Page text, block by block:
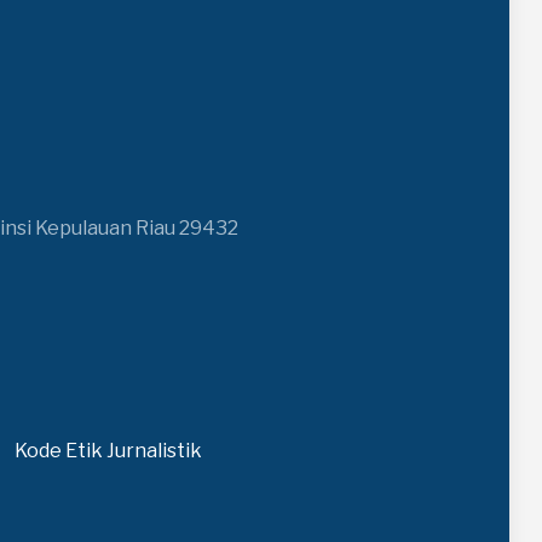
Kepulauan Riau 29432
Kode Etik Jurnalistik